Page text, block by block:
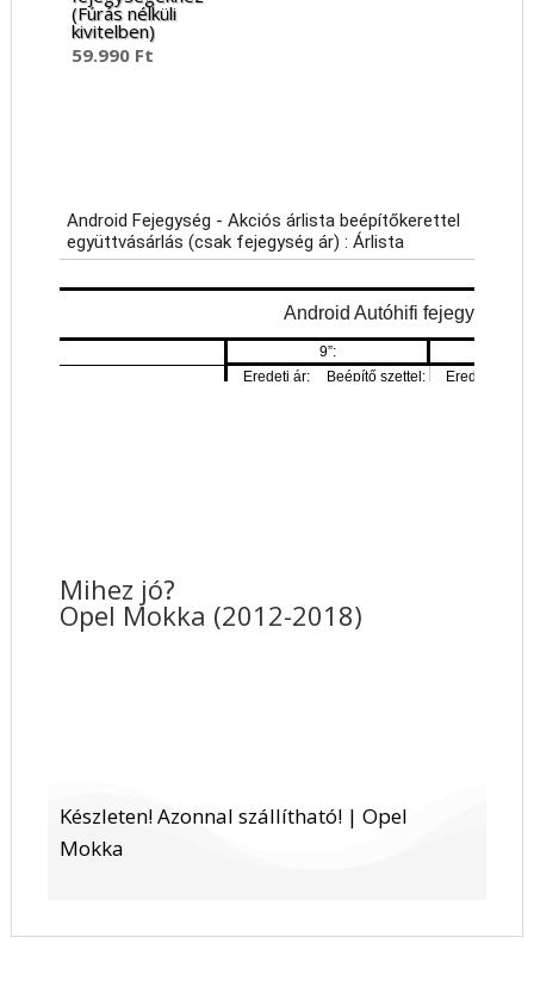
(Fúrás nélküli
kivitelben)
59.990 Ft
Mihez jó?
Opel Mokka (2012-2018)
Készleten! Azonnal szállítható! | Opel
Mokka